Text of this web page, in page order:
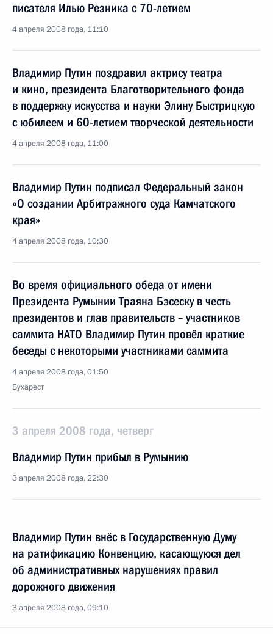
писателя Илью Резника с 70-летием
4 апреля 2008 года, 11:10
Владимир Путин поздравил актрису театра
и кино, президента Благотворительного фонда
в поддержку искусства и науки Элину Быстрицкую
с юбилеем и 60-летием творческой деятельности
4 апреля 2008 года, 11:00
Владимир Путин подписал Федеральный закон
«О создании Арбитражного суда Камчатского
края»
4 апреля 2008 года, 10:30
Во время официального обеда от имени
Президента Румынии Траяна Бэсеску в честь
президентов и глав правительств – участников
саммита НАТО Владимир Путин провёл краткие
беседы с некоторыми участниками саммита
4 апреля 2008 года, 01:50
Бухарест
3 апреля 2008 года, четверг
Владимир Путин прибыл в Румынию
3 апреля 2008 года, 22:30
Владимир Путин внёс в Государственную Думу
на ратификацию Конвенцию, касающуюся дел
об административных нарушениях правил
дорожного движения
3 апреля 2008 года, 09:10